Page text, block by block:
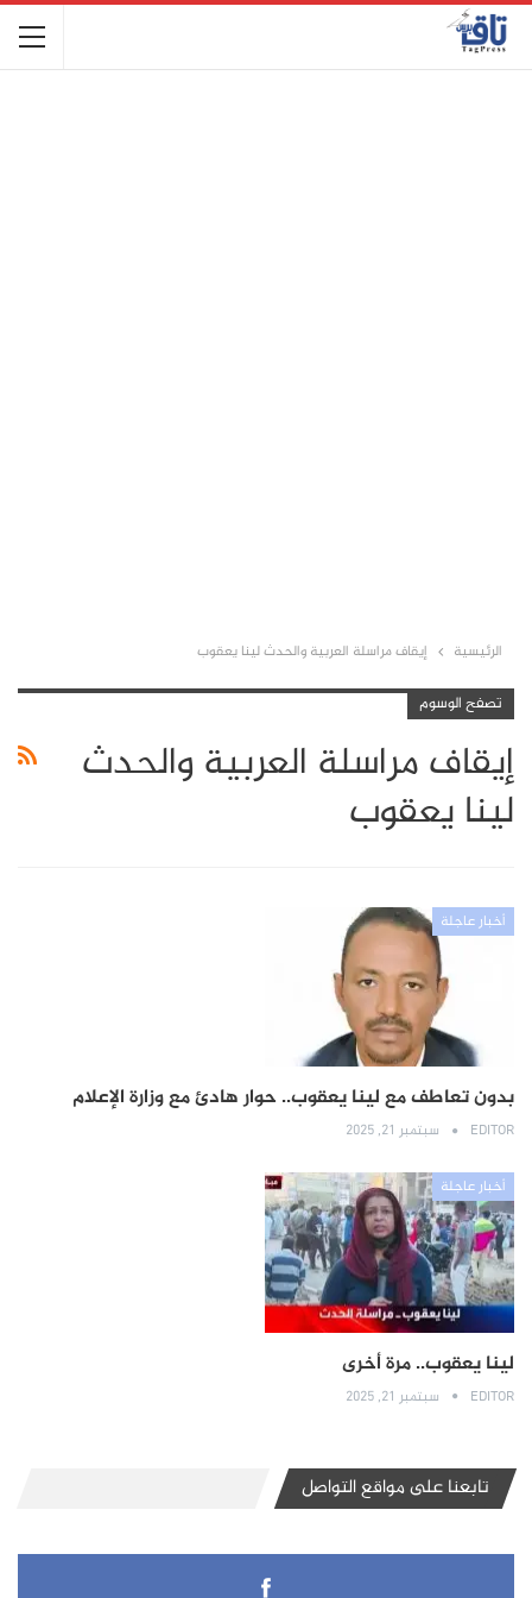
الرئيسية إيقاف مراسلة العربية والحدث لينا يعقوب
تصفح الوسوم
إيقاف مراسلة العربية والحدث
لينا يعقوب
أخبار عاجلة
بدون تعاطف مع لينا يعقوب.. حوار هادئ مع وزارة الإعلام
EDITOR سبتمبر 21, 2025
أخبار عاجلة
لينا يعقوب.. مرة أخرى
EDITOR سبتمبر 21, 2025
تابعنا على مواقع التواصل